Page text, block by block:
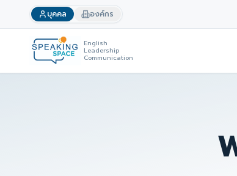
บุคคล องค์กร
English
Leadership
Communication